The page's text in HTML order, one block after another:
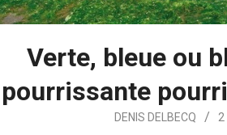
Verte, bleue ou
pourrissante
DENIS DELBECQ 2